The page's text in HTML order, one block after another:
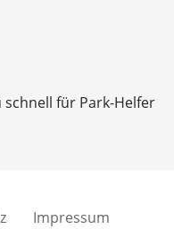
schnell für Park-Helfer
Impressum